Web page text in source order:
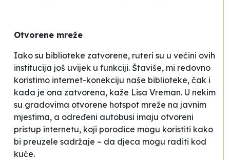
Otvorene mreže
Iako su biblioteke zatvorene, ruteri su u većini ovih
institucija još uvijek u funkciji. Štaviše, mi redovno
koristimo internet-konekciju naše biblioteke, čak i
kada je ona zatvorena, kaže Lisa Vreman. U nekim
su gradovima otvorene hotspot mreže na javnim
mjestima, a određeni autobusi imaju otvoreni
pristup internetu, koji porodice mogu koristiti kako
bi preuzele sadržaje – da djeca mogu raditi kod
kuće.